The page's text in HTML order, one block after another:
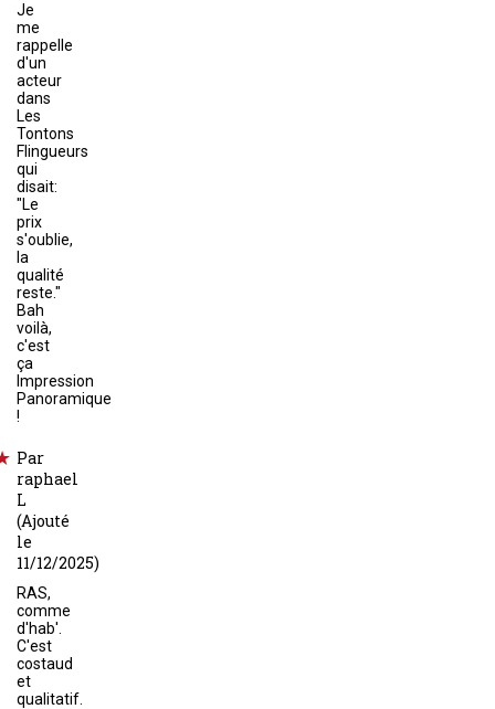
Je
me
rappelle
d'un
acteur
dans
Les
Tontons
Flingueurs
qui
disait:
"Le
prix
s'oublie,
la
qualité
reste."
Bah
voilà,
c'est
ça
Impression
Panoramique
!
Par
raphael
L
(Ajouté
le
11/12/2025)
RAS,
comme
d'hab'.
C'est
costaud
et
qualitatif.